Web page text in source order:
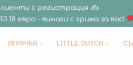
с регистрация ✍
евро – винаги с грижа за вас!
ИГРАЧКИ LITTLE DUTCH